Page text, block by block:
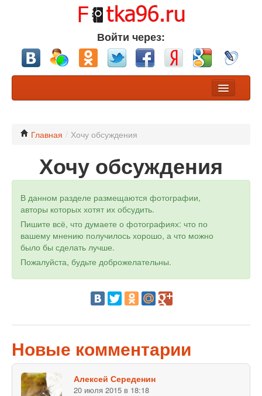
Войти через:
Конкурсы
Хочу обсуждения
Участники
Разделы
Nikon или Canon?
Профессионалы
Объявления
Добавить фото
Главная / Хочу обсуждения
Хочу обсуждения
В данном разделе размещаются фотографии,
авторы которых хотят их обсудить.
Пишите всё, что думаете о фотографиях: что по
вашему мнению получилось хорошо, а что можно
было бы сделать лучше.
Пожалуйста, будьте доброжелательны.
Новые комментарии
Алексей Середенин
20 июля 2015 в 18:18